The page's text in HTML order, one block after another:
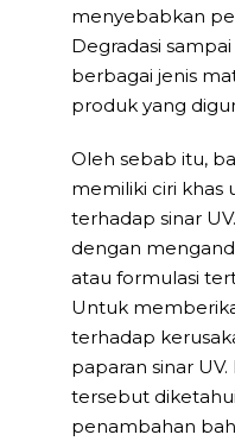
menyebabkan
Degradasi
berbagai jenis
produk yang
Oleh sebab itu,
memiliki ciri khas
terhadap sinar
dengan
atau formulasi
Untuk
terhadap
paparan sinar
tersebut
penambahan